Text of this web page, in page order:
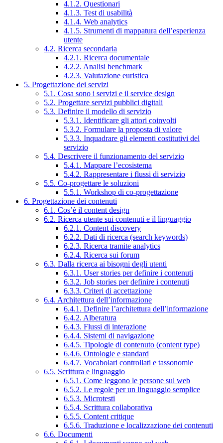
4.1.2. Questionari
4.1.3. Test di usabilità
4.1.4. Web analytics
4.1.5. Strumenti di mappatura dell’esperienza
utente
4.2. Ricerca secondaria
4.2.1. Ricerca documentale
4.2.2. Analisi benchmark
4.2.3. Valutazione euristica
5. Progettazione dei servizi
5.1. Cosa sono i servizi e il service design
5.2. Progettare servizi pubblici digitali
5.3. Definire il modello di servizio
5.3.1. Identificare gli attori coinvolti
5.3.2. Formulare la proposta di valore
5.3.3. Inquadrare gli elementi costitutivi del
servizio
5.4. Descrivere il funzionamento del servizio
5.4.1. Mappare l’ecosistema
5.4.2. Rappresentare i flussi di servizio
5.5. Co-progettare le soluzioni
5.5.1. Workshop di co-progettazione
6. Progettazione dei contenuti
6.1. Cos’è il content design
6.2. Ricerca utente sui contenuti e il linguaggio
6.2.1. Content discovery
6.2.2. Dati di ricerca (search keywords)
6.2.3. Ricerca tramite analytics
6.2.4. Ricerca sui forum
6.3. Dalla ricerca ai bisogni degli utenti
6.3.1. User stories per definire i contenuti
6.3.2. Job stories per definire i contenuti
6.3.3. Criteri di accettazione
6.4. Architettura dell’informazione
6.4.1. Definire l’architettura dell’informazione
6.4.2. Alberatura
6.4.3. Flussi di interazione
6.4.4. Sistemi di navigazione
6.4.5. Tipologie di contenuto (content type)
6.4.6. Ontologie e standard
6.4.7. Vocabolari controllati e tassonomie
6.5. Scrittura e linguaggio
6.5.1. Come leggono le persone sul web
6.5.2. Le regole per un linguaggio semplice
6.5.3. Microtesti
6.5.4. Scrittura collaborativa
6.5.5. Content critique
6.5.6. Traduzione e localizzazione dei contenuti
6.6. Documenti